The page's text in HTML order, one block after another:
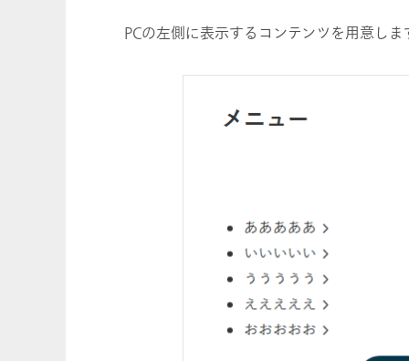
PCの左側に表示するコンテンツを用意しま